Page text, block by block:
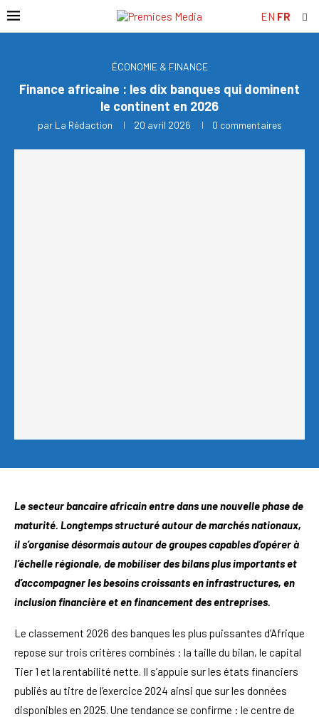
EN FR
ÉCONOMIE & FINANCE
Finance africaine : les dix banques qui dominent
le continent en 2026
par La Rédaction 20 avril 2026 0 commentaires
Le secteur bancaire africain entre dans une nouvelle phase de
maturité. Longtemps structuré autour de marchés nationaux,
il s’organise désormais autour de groupes capables d’opérer à
l’échelle régionale, de mobiliser des bilans plus importants et
d’accompagner les besoins croissants en infrastructures, en
inclusion financière et en financement des entreprises.
Le classement 2026 des banques les plus puissantes d’Afrique
repose sur trois critères combinés : la taille du bilan, le capital
Tier 1 et la rentabilité nette. Il s’appuie sur les états financiers
publiés au titre de l’exercice 2024 ainsi que sur les données
disponibles en 2025. Une tendance se confirme : le centre de